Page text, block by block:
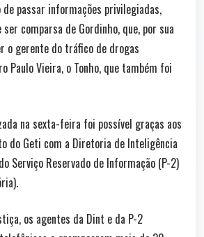
de passar informações privilegiadas,
comparsa de Gordinho, que, por sua
o gerente do tráfico de drogas
Paulo Vieira, o Tonho, que também foi
na sexta-feira foi possível graças aos
do Geti com a Diretoria de Inteligência
Serviço Reservado de Informação (P-2)
os agentes da Dint e da P-2